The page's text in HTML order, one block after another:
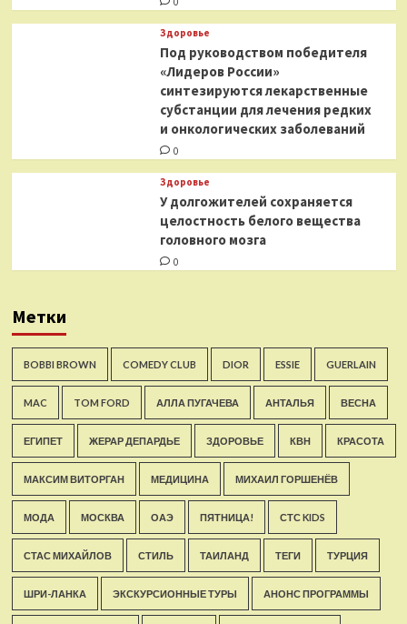
Здоровье
Под руководством победителя
«Лидеров России»
синтезируются лекарственные
субстанции для лечения редких
и онкологических заболеваний
0
Здоровье
У долгожителей сохраняется
целостность белого вещества
головного мозга
0
Метки
BOBBI BROWN COMEDY CLUB DIOR ESSIE GUERLAIN
MAC TOM FORD АЛЛА ПУГАЧЕВА АНТАЛЬЯ ВЕСНА
ЕГИПЕТ ЖЕРАР ДЕПАРДЬЕ ЗДОРОВЬЕ КВН КРАСОТА
МАКСИМ ВИТОРГАН МЕДИЦИНА МИХАИЛ ГОРШЕНЁВ
МОДА МОСКВА ОАЭ ПЯТНИЦА! СТС KIDS
СТАС МИХАЙЛОВ СТИЛЬ ТАИЛАНД ТЕГИ ТУРЦИЯ
ШРИ-ЛАНКА ЭКСКУРСИОННЫЕ ТУРЫ АНОНС ПРОГРАММЫ